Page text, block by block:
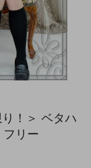
！＞ ベタハ
リー